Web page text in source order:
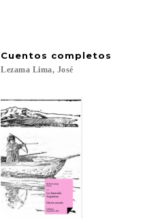
Cuentos completos
Lezama Lima, José